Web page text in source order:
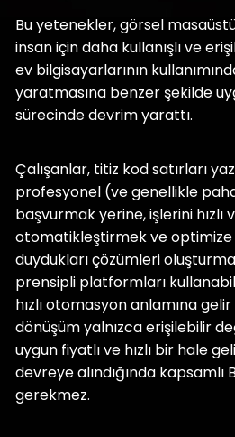
Bu yetenekler, görsel
insan için daha kullanışlı ve
ev bilgisayarlarının
yaratmasına benzer şekilde
sürecinde devrim yarattı.
Çalışanlar, titiz kod satırları
profesyonel (ve genellikle
başvurmak yerine, işlerini hızlı
otomatikleştirmek ve
duydukları çözümleri
prensipli platformları
hızlı otomasyon anlamına
dönüşüm yalnızca erişilebilir
uygun fiyatlı ve hızlı bir hale
devreye alındığında kapsamlı
gerekmez.